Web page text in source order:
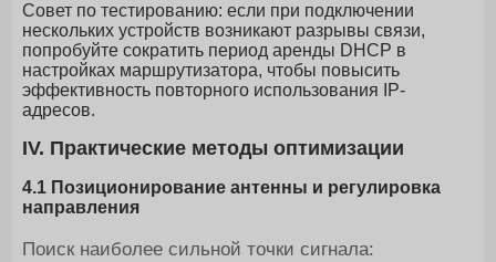
Совет по тестированию: если при подключении
нескольких устройств возникают разрывы связи,
попробуйте сократить период аренды DHCP в
настройках маршрутизатора, чтобы повысить
эффективность повторного использования IP-
адресов.
IV. Практические методы оптимизации
4.1 Позиционирование антенны и регулировка
направления
Поиск наиболее сильной точки сигнала: